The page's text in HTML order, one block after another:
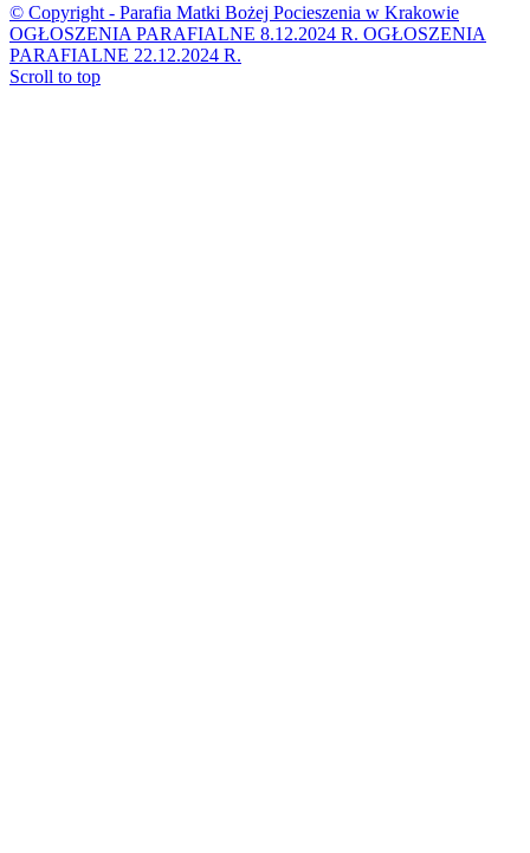
© Copyright - Parafia Matki Bożej Pocieszenia w Krakowie
OGŁOSZENIA PARAFIALNE 8.12.2024 R. OGŁOSZENIA
PARAFIALNE 22.12.2024 R.
Scroll to top